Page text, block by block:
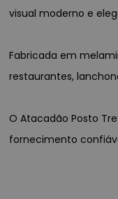
visual moderno e
Fabricada em
restaurantes,
O Atacadão Posto
fornecimento